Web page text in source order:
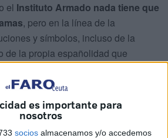
es importante para
nosotros
socios almacenamos y/o accedemos
el Instituto Armado nada tiene que
, pero en la línea de la
y símbolos, incluso de la
de la propia españolidad que
Ceuta, eso es el barrio del príncipe,
son ilegales”, indican en la
redes sociales.